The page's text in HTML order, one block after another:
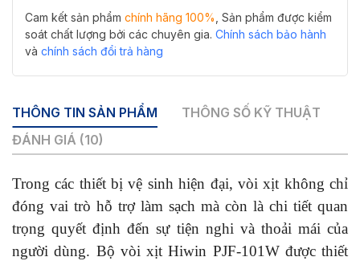
Cam kết sản phẩm chính hãng 100% , Sản phẩm được kiểm
soát chất lượng bởi các chuyên gia. Chính sách bảo hành
và chính sách đổi trả hàng
THÔNG TIN SẢN PHẨM
THÔNG SỐ KỸ THUẬT
ĐÁNH GIÁ (10)
Trong các thiết bị vệ sinh hiện đại, vòi xịt không chỉ
đóng vai trò hỗ trợ làm sạch mà còn là chi tiết quan
trọng quyết định đến sự tiện nghi và thoải mái của
người dùng. Bộ vòi xịt Hiwin PJF-101W được thiết